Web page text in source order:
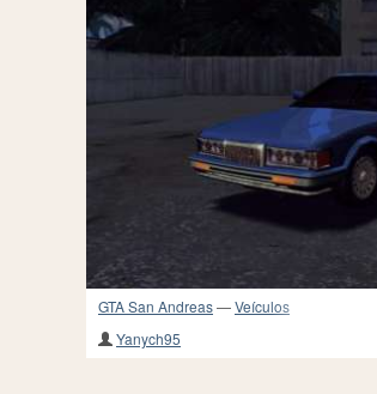
GTA San Andreas—Veículos
Yanych95